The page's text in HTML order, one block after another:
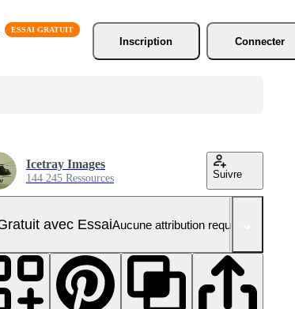
Inscription
Connecter
Icetray Images
144 245 Ressources Suivre
avec EssaiAucune attribution requise